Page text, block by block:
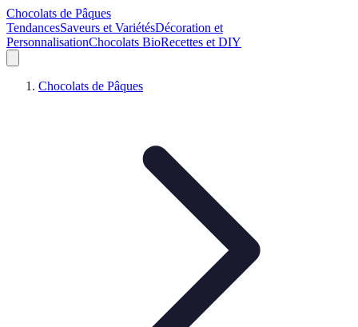
Chocolats de Pâques
TendancesSaveurs et VariétésDécoration et
PersonnalisationChocolats BioRecettes et DIY
Chocolats de Pâques